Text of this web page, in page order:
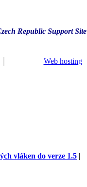
Republic Support Site
Web hosting
vláken do verze 1.5 |